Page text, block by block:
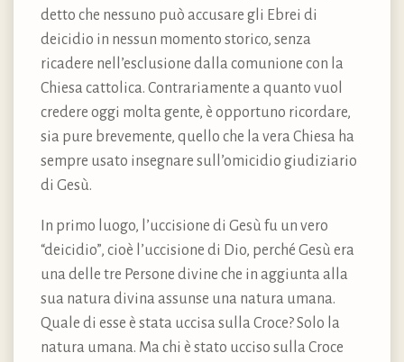
detto che nessuno può accusare gli Ebrei di
deicidio in nessun momento storico, senza
ricadere nell’esclusione dalla comunione con la
Chiesa cattolica. Contrariamente a quanto vuol
credere oggi molta gente, è opportuno ricordare,
sia pure brevemente, quello che la vera Chiesa ha
sempre usato insegnare sull’omicidio giudiziario
di Gesù.
In primo luogo, l’uccisione di Gesù fu un vero
“deicidio”, cioè l’uccisione di Dio, perché Gesù era
una delle tre Persone divine che in aggiunta alla
sua natura divina assunse una natura umana.
Quale di esse è stata uccisa sulla Croce? Solo la
natura umana. Ma chi è stato ucciso sulla Croce